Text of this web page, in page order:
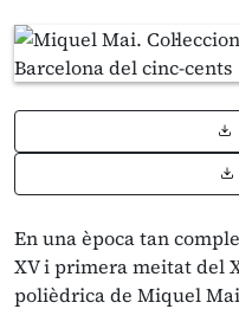
En una època tan
XV i primera meitat del
polièdrica de Miquel